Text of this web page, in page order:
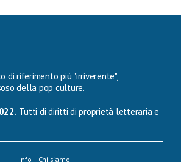
di riferimento più "irriverente",
della pop culture.
Tutti di diritti di proprietà letteraria e
Info – Chi siamo